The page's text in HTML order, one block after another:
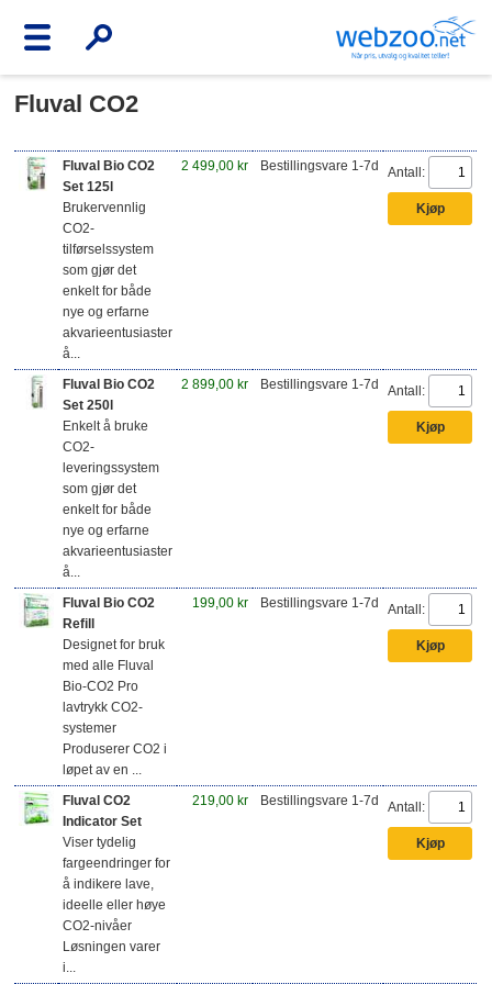
Fluval CO2
Fluval Bio CO2
Set 125l
Brukervennlig
CO2-
tilførselssystem
som gjør det
enkelt for både
nye og erfarne
akvarieentusiaster
å...
2 499,00 kr Bestillingsvare 1-7d Antall:
Fluval Bio CO2
Set 250l
Enkelt å bruke
CO2-
leveringssystem
som gjør det
enkelt for både
nye og erfarne
akvarieentusiaster
å...
2 899,00 kr Bestillingsvare 1-7d Antall:
Fluval Bio CO2
Refill
Designet for bruk
med alle Fluval
Bio-CO2 Pro
lavtrykk CO2-
systemer
Produserer CO2 i
løpet av en ...
199,00 kr Bestillingsvare 1-7d Antall:
Fluval CO2
Indicator Set
Viser tydelig
fargeendringer for
å indikere lave,
ideelle eller høye
CO2-nivåer
Løsningen varer
i...
219,00 kr Bestillingsvare 1-7d Antall: